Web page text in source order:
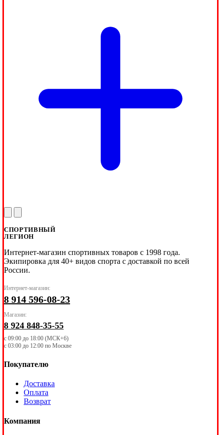
СПОРТИВНЫЙ
ЛЕГИОН
Интернет-магазин спортивных товаров с 1998 года.
Экипировка для 40+ видов спорта с доставкой по всей
России.
Интернет-магазин:
8 914 596-08-23
Магазин:
8 924 848-35-55
с 09:00 до 18:00 (МСК+6)
с 03:00 до 12:00 по Москве
Покупателю
Доставка
Оплата
Возврат
Компания